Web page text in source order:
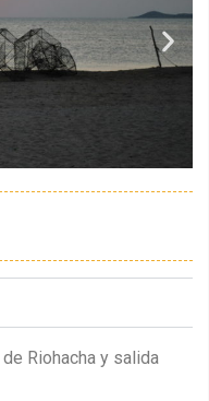
Riohacha y salida